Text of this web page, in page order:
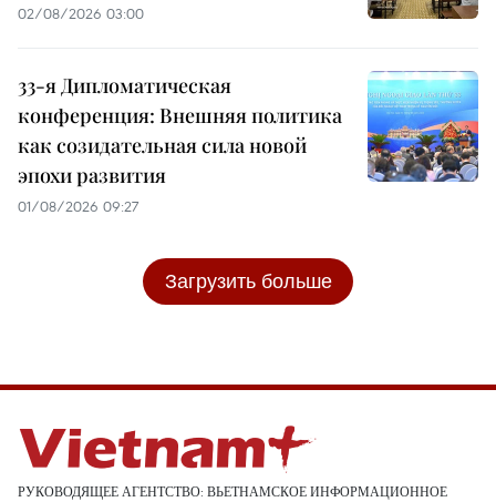
02/08/2026 03:00
33-я Дипломатическая
конференция: Внешняя политика
как созидательная сила новой
эпохи развития
01/08/2026 09:27
Загрузить больше
РУКОВОДЯЩЕЕ АГЕНТСТВО: ВЬЕТНАМСКОЕ ИНФОРМАЦИОННОЕ